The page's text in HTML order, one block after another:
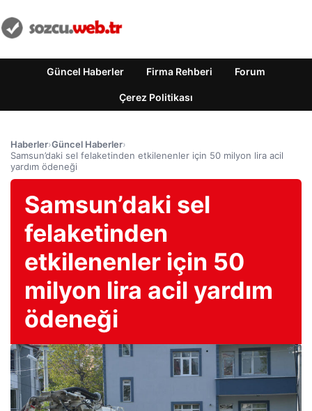
Güncel Haberler Firma Rehberi Forum
Çerez Politikası
Haberler›Güncel Haberler›
Samsun’daki sel felaketinden etkilenenler için 50 milyon lira acil
yardım ödeneği
Samsun’daki sel
felaketinden
etkilenenler için 50
milyon lira acil yardım
ödeneği